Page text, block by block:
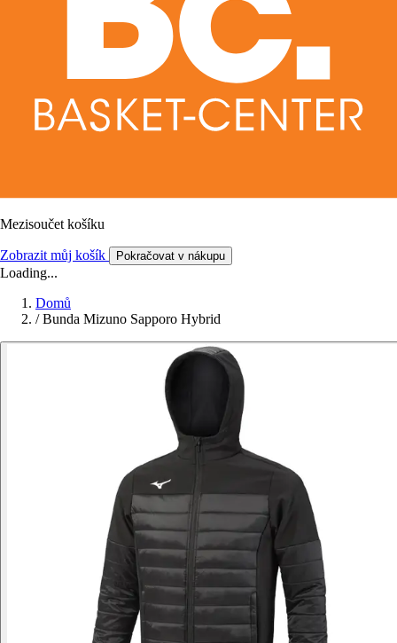
Mezisoučet košíku
Zobrazit můj košík Pokračovat v nákupu
Loading...
Domů
/ Bunda Mizuno Sapporo Hybrid